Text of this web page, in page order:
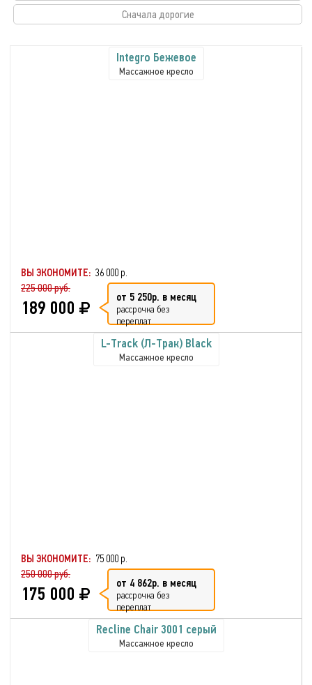
Сначала дорогие
Integro Бежевое
Массажное кресло
ВЫ ЭКОНОМИТЕ: 36 000 р.
225 000 руб.
189 000 от 5 250р. в месяц
рассрочка без
переплат
L-Track (Л-Трак) Black
Массажное кресло
ВЫ ЭКОНОМИТЕ: 75 000 р.
250 000 руб.
175 000 от 4 862р. в месяц
рассрочка без
переплат
Recline Chair 3001 серый
Массажное кресло